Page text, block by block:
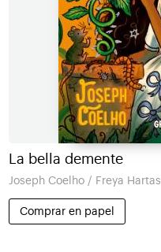
La bella demente
Joseph Coelho / Freya Hartas
Comprar en papel